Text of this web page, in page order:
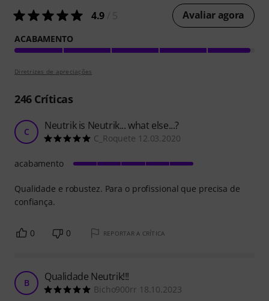
4.9 Avaliar agora
ACABAMENTO
Diretrizes de apreciações
246Críticas
C Neutrik is Neutrik... what else...?
C_Roquete 12.03.2020
Qualidade e robustez. Para o profissional que precisa de
confiança.
acabamento
0 0 REPORTAR A CRÍTICA
B Qualidade Neutrik!!!
Bicho900rr 18.10.2023